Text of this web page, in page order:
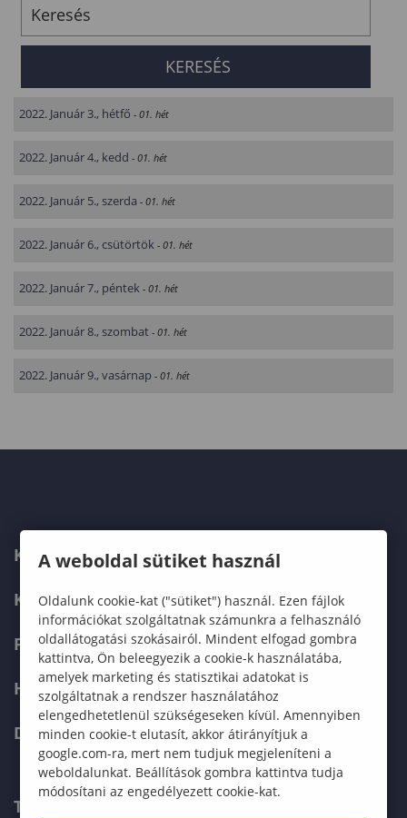
2022. Január 3., hétfő - 01. hét
2022. Január 4., kedd - 01. hét
2022. Január 5., szerda - 01. hét
2022. Január 6., csütörtök - 01. hét
2022. Január 7., péntek - 01. hét
2022. Január 8., szombat - 01. hét
2022. Január 9., vasárnap - 01. hét
KARUNK
KÉPZÉSEK
FELVÉTELIZŐKNEK
HALLGATÓKNAK
DOKTORI ISKOLA
TELEFONKÖNYV
A weboldal sütiket használ
Oldalunk cookie-kat ("sütiket") használ. Ezen fájlok
információkat szolgáltatnak számunkra a felhasználó
oldallátogatási szokásairól. Mindent elfogad gombra
kattintva, Ön beleegyezik a cookie-k használatába,
amelyek marketing és statisztikai adatokat is
szolgáltatnak a rendszer használatához
elengedhetetlenül szükségeseken kívül. Amennyiben
minden cookie-t elutasít, akkor átirányítjuk a
google.com-ra, mert nem tudjuk megjeleníteni a
weboldalunkat. Beállítások gombra kattintva tudja
módosítani az engedélyezett cookie-kat.